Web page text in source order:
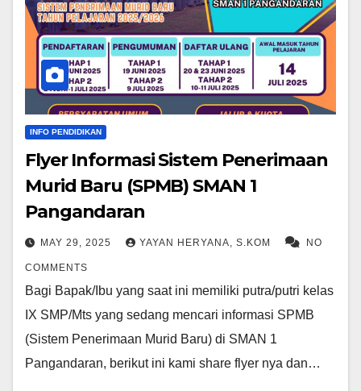
INFO PENDIDIKAN
Flyer Informasi Sistem Penerimaan
Murid Baru (SPMB) SMAN 1
Pangandaran
MAY 29, 2025 YAYAN HERYANA, S.KOM NO
COMMENTS
Bagi Bapak/Ibu yang saat ini memiliki putra/putri kelas
IX SMP/Mts yang sedang mencari informasi SPMB
(Sistem Penerimaan Murid Baru) di SMAN 1
Pangandaran, berikut ini kami share flyer nya dan…